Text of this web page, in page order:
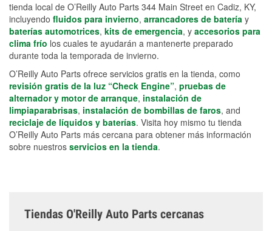
tienda local de O’Reilly Auto Parts 344 Main Street en Cadiz, KY,
incluyendo fluidos para invierno, arrancadores de batería y
baterías automotrices, kits de emergencia, y accesorios para
clima frío los cuales te ayudarán a mantenerte preparado
durante toda la temporada de invierno.
O’Reilly Auto Parts ofrece servicios gratis en la tienda, como
revisión gratis de la luz “Check Engine”, pruebas de
alternador y motor de arranque, instalación de
limpiaparabrisas, instalación de bombillas de faros, and
reciclaje de líquidos y baterías. Visita hoy mismo tu tienda
O’Reilly Auto Parts más cercana para obtener más información
sobre nuestros servicios en la tienda.
Tiendas O'Reilly Auto Parts cercanas